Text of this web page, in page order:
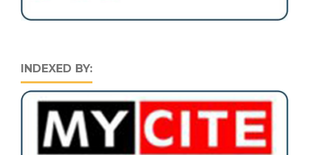
INDEXED BY: